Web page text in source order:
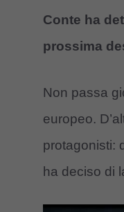
Conte ha
prossima
Non passa
europeo.
protagonisti:
ha deciso di